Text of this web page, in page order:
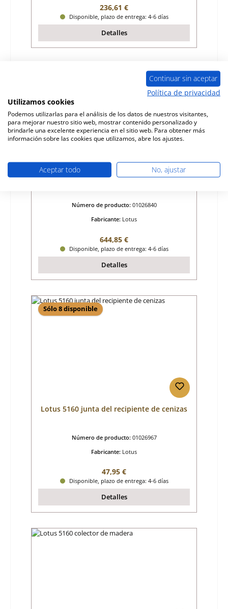
Precio normal:
236,61 €
Disponible, plazo de entrega: 4-6 días
Detalles
Lotus 5160 vidrio de visualización
Número de producto: 01026840
Fabricante: Lotus
Precio normal:
644,85 €
Disponible, plazo de entrega: 4-6 días
Detalles
Sólo 8 disponible
Lotus 5160 junta del recipiente de cenizas
Número de producto: 01026967
Fabricante: Lotus
Precio normal:
47,95 €
Disponible, plazo de entrega: 4-6 días
Detalles
Continuar sin aceptar
Política de privacidad
Utilizamos cookies
Podemos utilizarlas para el análisis de los datos de nuestros visitantes,
para mejorar nuestro sitio web, mostrar contenido personalizado y
brindarle una excelente experiencia en el sitio web. Para obtener más
información sobre las cookies que utilizamos, abre los ajustes.
Aceptar todo No, ajustar